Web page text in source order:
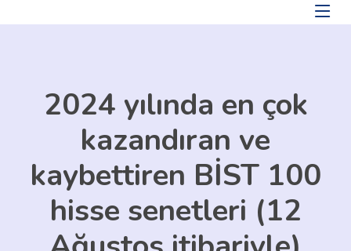
2024 yılında en çok
kazandıran ve
kaybettiren BİST 100
hisse senetleri (12